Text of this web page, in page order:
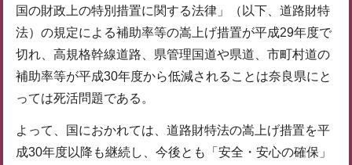
国の財政上の特別措置に関する法律」（以下、道路財特
法）の規定による補助率等の嵩上げ措置が平成29年度で
切れ、高規格幹線道路、県管理国道や県道、市町村道の
補助率等が平成30年度から低減されることは奈良県にと
っては死活問題である。
よって、国におかれては、道路財特法の嵩上げ措置を平
成30年度以降も継続し、今後とも「安全・安心の確保」